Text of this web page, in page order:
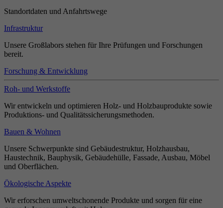
Standortdaten und Anfahrtswege
Infrastruktur
Unsere Großlabors stehen für Ihre Prüfungen und Forschungen
bereit.
Forschung & Entwicklung
Roh- und Werkstoffe
Wir entwickeln und optimieren Holz- und Holzbauprodukte sowie
Produktions- und Qualitätssicherungsmethoden.
Bauen & Wohnen
Unsere Schwerpunkte sind Gebäudestruktur, Holzhausbau,
Haustechnik, Bauphysik, Gebäudehülle, Fassade, Ausbau, Möbel
und Oberflächen.
Ökologische Aspekte
Wir erforschen umweltschonende Produkte und sorgen für eine